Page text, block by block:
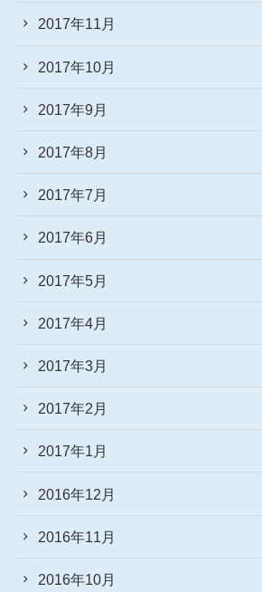
2017年11月
2017年10月
2017年9月
2017年8月
2017年7月
2017年6月
2017年5月
2017年4月
2017年3月
2017年2月
2017年1月
2016年12月
2016年11月
2016年10月